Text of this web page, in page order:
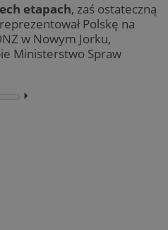
etapach, zaś ostateczną
Polskę na
w Nowym Jorku,
Ministerstwo Spraw
⏵︎